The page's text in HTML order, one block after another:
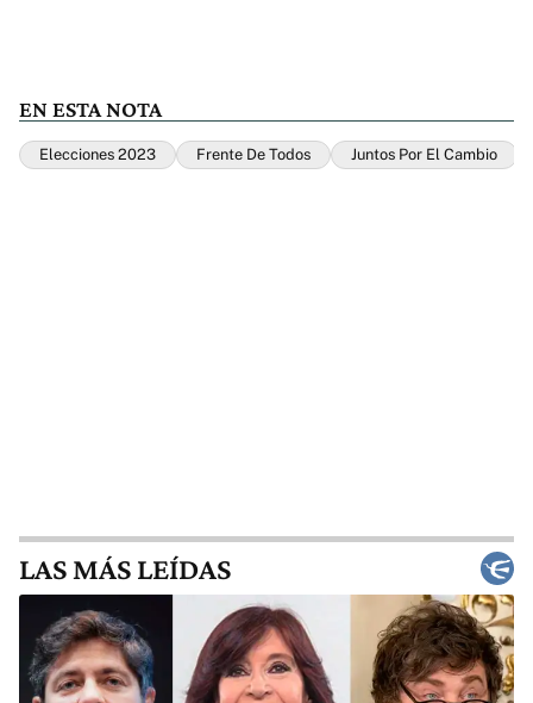
EN ESTA NOTA
Elecciones 2023 Frente De Todos Juntos Por El Cambio
LAS MÁS LEÍDAS